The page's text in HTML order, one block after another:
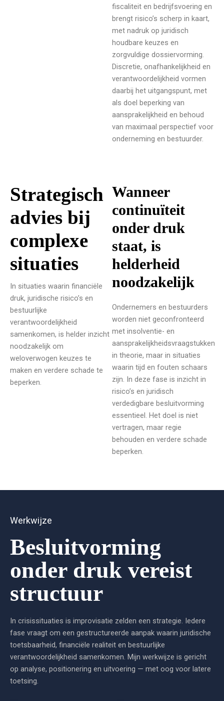
fiscaliteit en bedrijfsvoering en
brengt risico’s scherp in kaart,
met nadruk op juridisch
houdbare keuzes en
zorgvuldige dossiervorming.
Discretie, onafhankelijkheid en
verantwoordelijkheid vormen
daarbij het uitgangspunt, met
als doel beperking van
aansprakelijkheid en behoud
van maximaal perspectief voor
onderneming en bestuurder.
Strategisch
advies bij
complexe
situaties
In situaties waarin financiële
druk, juridische risico’s en
bestuurlijke
verantwoordelijkheid
samenkomen, is helder inzicht
noodzakelijk om
weloverwogen keuzes te
maken en verdere schade te
beperken.
Wanneer
continuïteit
onder druk
staat, is
helderheid
noodzakelijk
Ondernemers en bestuurders
worden niet geconfronteerd
met insolventie- en
aansprakelijkheidsvraagstukken
in theorie, maar in situaties
waarin tijd en fouten schaars
zijn. In deze fase is inzicht in
risico’s en juridisch
verdedigbare besluitvorming
essentieel. Het doel is niet
vertragen, maar regie
behouden en verdere schade
beperken.
Werkwijze
Besluitvorming
onder druk vereist
structuur
In crisissituaties is improvisatie zelden een strategie. Iedere
fase vraagt om een gestructureerde aanpak waarin juridische
toetsbaarheid, financiële realiteit en bestuurlijke
verantwoordelijkheid samenkomen. Mijn werkwijze is gericht
op analyse, positionering en uitvoering — met oog voor latere
toetsing.